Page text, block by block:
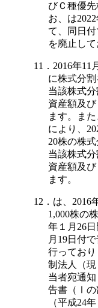
びＣ種優
お、は
て、同日
を廃止して
11．2016年11
に株式分
当該株式
資産額及
ます。ま
により、
20株の株
当該株式
資産額及
ます。
12．は、2016
1,000株の
年１月26
月19日付
行ってお
制法人（
当者宛通
告書（Ⅰの
（平成24